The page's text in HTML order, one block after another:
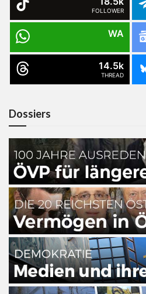
FOLLOWER
WA
14.5k
THREAD
Dossiers